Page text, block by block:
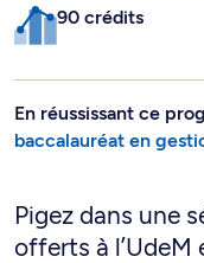
90 crédits
En réussissant ce
baccalauréat en
Pigez dans une
offerts à l’UdeM